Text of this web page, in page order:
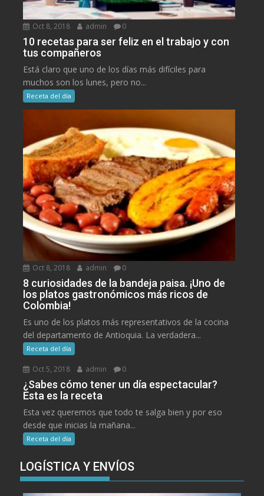
Oct 8, 2018 admin 0
10 recetas para ser feliz en el trabajo y con
tus compañeros
Está claro que uno de los días más difíciles para
muchos son los lunes, pero no...
Receta del día
Oct 8, 2018 admin 0
8 curiosidades de la bandeja paisa. ¡Uno de
los platos gastronómicos más ricos de
Colombia!
Es uno de los platos más representativos de la cocina
del departamento de Antioquia. La verdadera...
Receta del día
Oct 5, 2018 admin 0
¿Sabes cómo tener un día espectacular?
Esta es la receta
Esta vez queremos que todo te salga bien y por eso
desde que inicias la mañana...
Receta del día
LOGÍSTICA Y ENVÍOS